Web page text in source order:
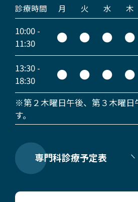
診療時間 月 火 水 木
10:00 -
11:30
● ● ● ●
13:30 -
18:30
● ● ● ●
※第２木曜日午後、第３木曜日
す。
専門科診療予定表